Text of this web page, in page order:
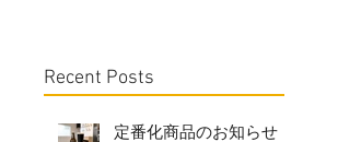
Recent Posts
定番化商品のお知らせ